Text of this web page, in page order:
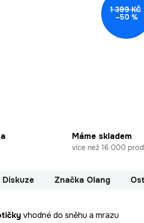
1 399 KČ
–50 %
Máme skladem
více než 16 000
Diskuze Značka Olang
vhodné do sněhu a mrazu